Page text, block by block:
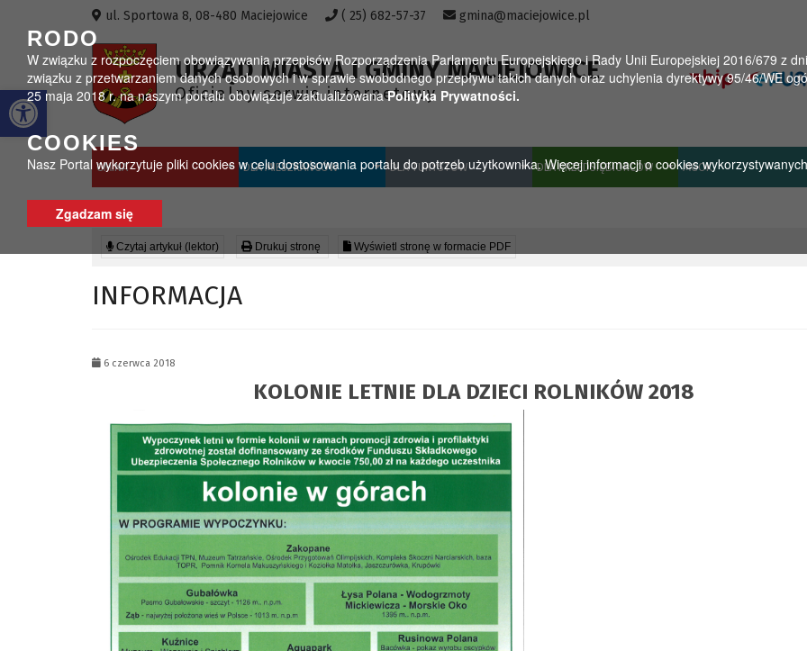
Otwórz pasek narzędzi
RODO
W związku z rozpoczęciem obowiązywania przepisów Rozporządzenia Parlamentu Europejskiego i Rady Unii Europejskiej 2016/679 z
związku z przetwarzaniem danych osobowych i w sprawie swobodnego przepływu takich danych oraz uchylenia dyrektywy 95/46/WE
25 maja 2018 r. na naszym portalu obowiązuje zaktualizowanaPolityka Prywatności.
COOKIES
Nasz Portal wykorzytuje pliki cookies w celu dostosowania portalu do potrzeb użytkownika. Więcej informacji o cookies
Zgadzam się
ul. Sportowa 8, 08-480 Maciejowice ( 25) 682-57-37 gmina@maciejowice.pl
URZĄD MIASTA I GMINY MACIEJOWICE
Oficjalny serwis internetowy
GMINA DLA MIESZKAŃCÓW DLA TURYSTÓW DLA PRZEDSIĘBIORCÓW MGOK
Czytaj artykuł (lektor) Drukuj stronę Wyświetl stronę w formacie PDF
INFORMACJA
6 czerwca 2018
KOLONIE LETNIE DLA DZIECI ROLNIKÓW 2018